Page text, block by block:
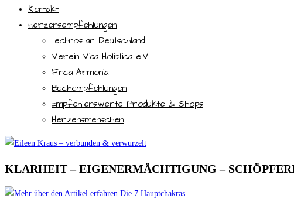
Kontakt
Herzensempfehlungen
technostar Deutschland
Verein Vida Holistica e.V.
Finca Armonia
Buchempfehlungen
Empfehlenswerte Produkte & Shops
Herzensmenschen
KLARHEIT – EIGENERMÄCHTIGUNG –